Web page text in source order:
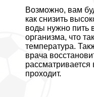
Возможно, вам
как снизить
воды нужно пить
организма, что
температура.
врача
проходит.